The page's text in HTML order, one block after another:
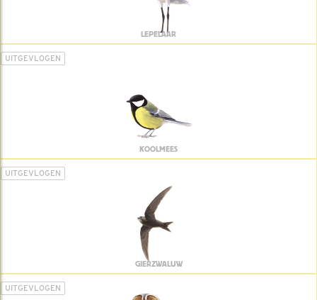
LEPELAAR
UITGEVLOGEN
KOOLMEES
UITGEVLOGEN
GIERZWALUW
UITGEVLOGEN